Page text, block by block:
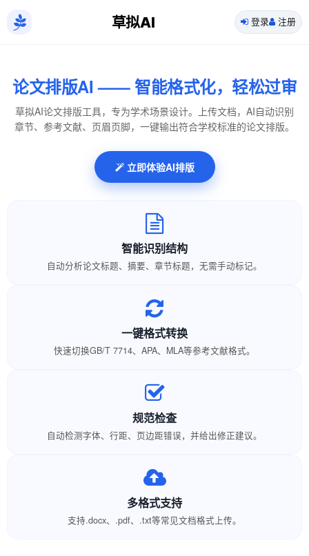
草拟AI 登录 注册
论文排版AI —— 智能格式化，轻松过审
草拟AI论文排版工具，专为学术场景设计。上传文档，AI自动识别
章节、参考文献、页眉页脚，一键输出符合学校标准的论文排版。
立即体验AI排版
智能识别结构
自动分析论文标题、摘要、章节标题，无需手动标记。
一键格式转换
快速切换GB/T 7714、APA、MLA等参考文献格式。
规范检查
自动检测字体、行距、页边距错误，并给出修正建议。
多格式支持
支持.docx、.pdf、.txt等常见文档格式上传。